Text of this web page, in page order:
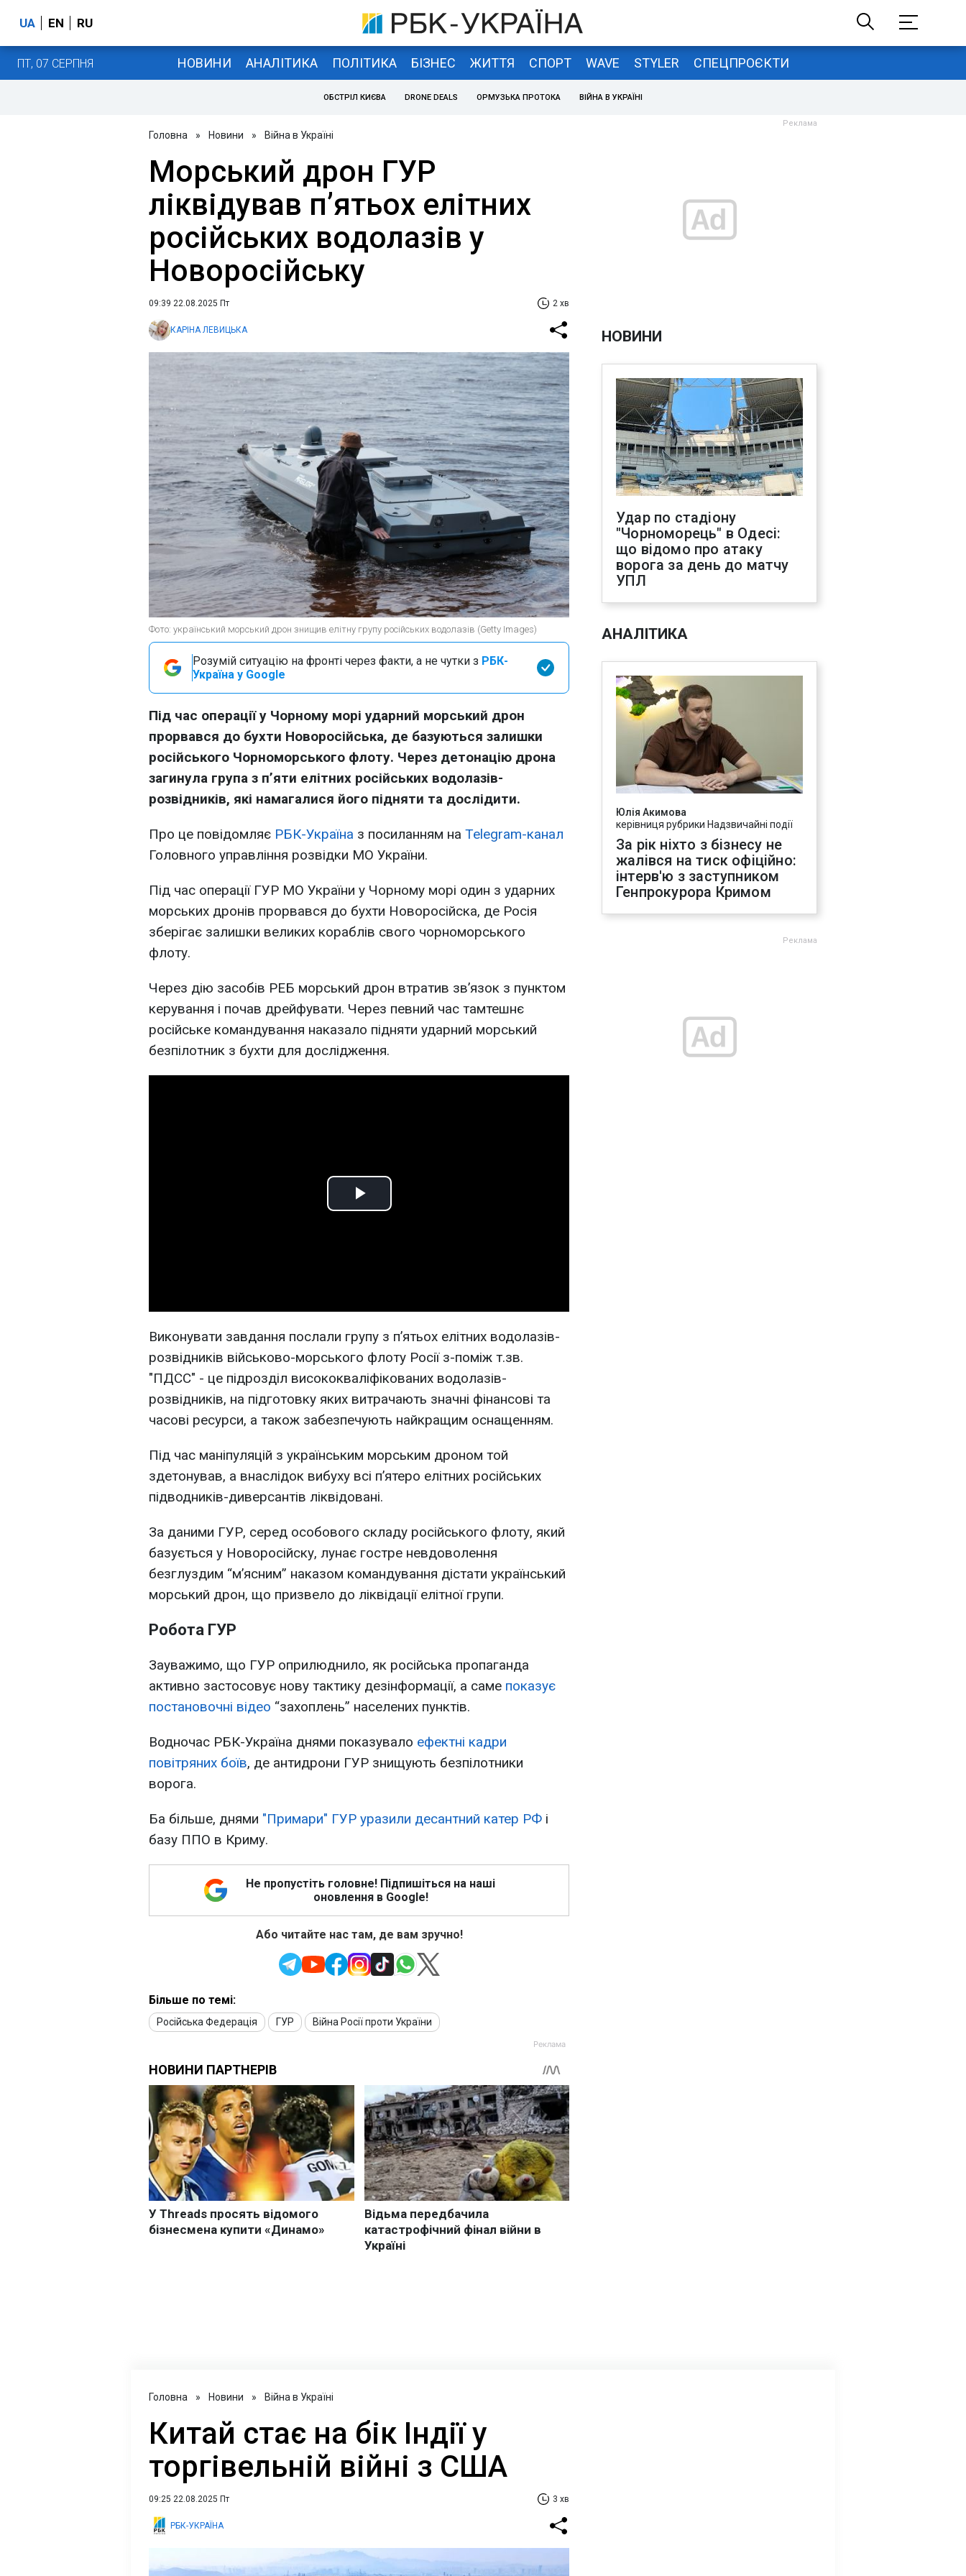
UA EN RU
ПТ, 07 СЕРПНЯ НОВИНИ АНАЛІТИКА ПОЛІТИКА БІЗНЕС ЖИТТЯ СПОРТ WAVE STYLER СПЕЦПРОЄКТИ
ОБСТРІЛ КИЄВА DRONE DEALS ОРМУЗЬКА ПРОТОКА ВІЙНА В УКРАЇНІ
Головна » Новини » Війна в Україні
Морський дрон ГУР
ліквідував п’ятьох елітних
російських водолазів у
Новоросійську
09:39 22.08.2025 Пт 2 хв
КАРІНА ЛЕВИЦЬКА
Фото: український морський дрон знищив елітну групу російських водолазів (Getty Images)
Розумій ситуацію на фронті через факти, а не чутки з РБК-
Україна у Google
Під час операції у Чорному морі ударний морський дрон
прорвався до бухти Новоросійська, де базуються залишки
російського Чорноморського флоту. Через детонацію дрона
загинула група з п’яти елітних російських водолазів-
розвідників, які намагалися його підняти та дослідити.
Про це повідомляє РБК-Україна з посиланням на Telegram-канал
Головного управління розвідки МО України.
Під час операції ГУР МО України у Чорному морі один з ударних
морських дронів прорвався до бухти Новоросійска, де Росія
зберігає залишки великих кораблів свого чорноморського
флоту.
Через дію засобів РЕБ морський дрон втратив зв’язок з пунктом
керування і почав дрейфувати. Через певний час тамтешнє
російське командування наказало підняти ударний морський
безпілотник з бухти для дослідження.
Play
Виконувати завдання послали групу з п’ятьох елітних водолазів-
розвідників військово-морського флоту Росії з-поміж т.зв.
"ПДСС" - це підрозділ висококваліфікованих водолазів-
розвідників, на підготовку яких витрачають значні фінансові та
часові ресурси, а також забезпечують найкращим оснащенням.
Під час маніпуляцій з українським морським дроном той
здетонував, а внаслідок вибуху всі п’ятеро елітних російських
підводників-диверсантів ліквідовані.
За даними ГУР, серед особового складу російського флоту, який
базується у Новоросійску, лунає гостре невдоволення
безглуздим “мʼясним” наказом командування дістати український
морський дрон, що призвело до ліквідації елітної групи.
Робота ГУР
Зауважимо, що ГУР оприлюднило, як російська пропаганда
активно застосовує нову тактику дезінформації, а саме показує
постановочні відео “захоплень” населених пунктів.
Водночас РБК-Україна днями показувало ефектні кадри
повітряних боїв, де антидрони ГУР знищують безпілотники
ворога.
Ба більше, днями "Примари" ГУР уразили десантний катер РФ і
базу ППО в Криму.
Не пропустіть головне! Підпишіться на наші
оновлення в Google!
Або читайте нас там, де вам зручно!
Більше по темі:
Російська Федерація ГУР Війна Росії проти України
НОВИНИ
Удар по стадіону
"Чорноморець" в Одесі:
що відомо про атаку
ворога за день до матчу
УПЛ
АНАЛІТИКА
Юлія Акимова
керівниця рубрики Надзвичайні події
За рік ніхто з бізнесу не
жалівся на тиск офіційно:
інтерв'ю з заступником
Генпрокурора Кримом
Головна » Новини » Війна в Україні
Китай стає на бік Індії у
торгівельній війні з США
09:25 22.08.2025 Пт 3 хв
РБК-УКРАЇНА